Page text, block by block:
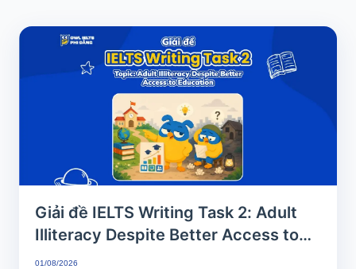
Giải đề IELTS Writing Task 2: Adult
Illiteracy Despite Better Access to
Education | Phân tích chi tiết & Bài
01/08/2026